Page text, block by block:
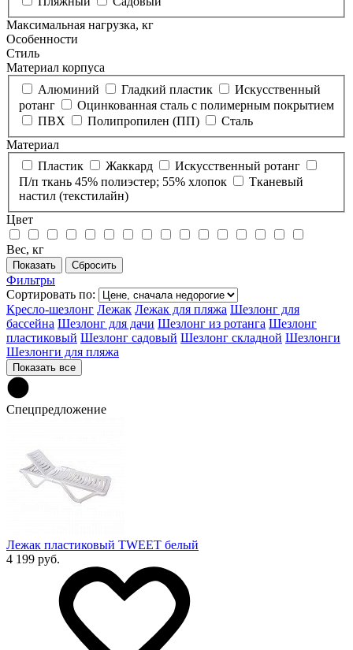
Максимальная нагрузка, кг
Особенности
Стиль
Материал корпуса
Алюминий
Гладкий пластик
Искусственный
ротанг
Оцинкованная сталь с полимерным покрытием
ПВХ
Полипропилен (ПП)
Сталь
Материал
Пластик
Жаккард
Искусственный ротанг
П/п ткань 45% полиэстер; 55% хлопок
Тканевый
настил (текстилайн)
Цвет
Вес, кг
Фильтры
Сортировать по:
Кресло-шезлонг Лежак Лежак для пляжа Шезлонг для
бассейна Шезлонг для дачи Шезлонг из ротанга Шезлонг
пластиковый Шезлонг садовый Шезлонг складной Шезлонги
Шезлонги для пляжа
Показать все
Спецпредложение
Лежак пластиковый TWEET белый
4 199 руб.